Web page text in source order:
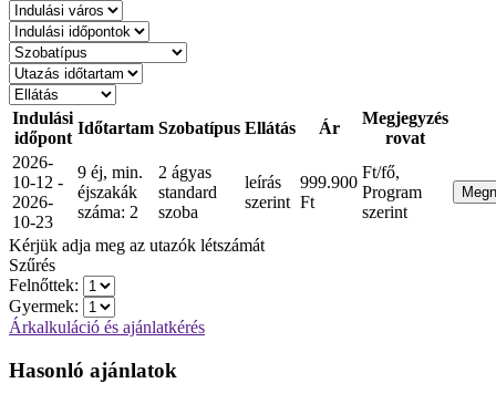
Indulási
időpont
Időtartam Szobatípus Ellátás Ár
Megjegyzés
rovat
2026-
10-12 -
2026-
10-23
9 éj, min.
éjszakák
száma: 2
2 ágyas
standard
szoba
leírás
szerint
999.900
Ft
Ft/fő,
Program
szerint
Kérjük adja meg az utazók létszámát
Szűrés
Felnőttek:
Gyermek:
Árkalkuláció és ajánlatkérés
Hasonló ajánlatok